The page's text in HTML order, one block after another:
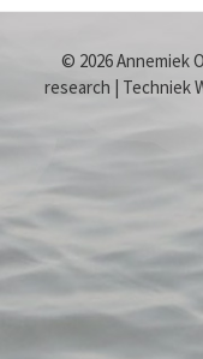
© 2026 Annemiek
research | Techniek